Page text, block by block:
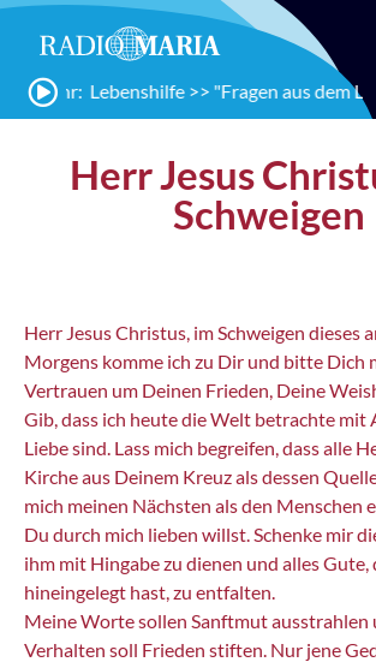
Uhr: Lebenshilfe >> "Fragen aus dem
Herr Jesus
Schweigen
Herr Jesus Christus, im Schweigen dieses
Morgens komme ich zu Dir und bitte Dich
Vertrauen um Deinen Frieden, Deine
Gib, dass ich heute die Welt betrachte mit
Liebe sind. Lass mich begreifen, dass alle
Kirche aus Deinem Kreuz als dessen
mich meinen Nächsten als den Menschen
Du durch mich lieben willst. Schenke mir
ihm mit Hingabe zu dienen und alles Gute,
hineingelegt hast, zu entfalten.
Meine Worte sollen Sanftmut ausstrahlen
Verhalten soll Frieden stiften. Nur jene